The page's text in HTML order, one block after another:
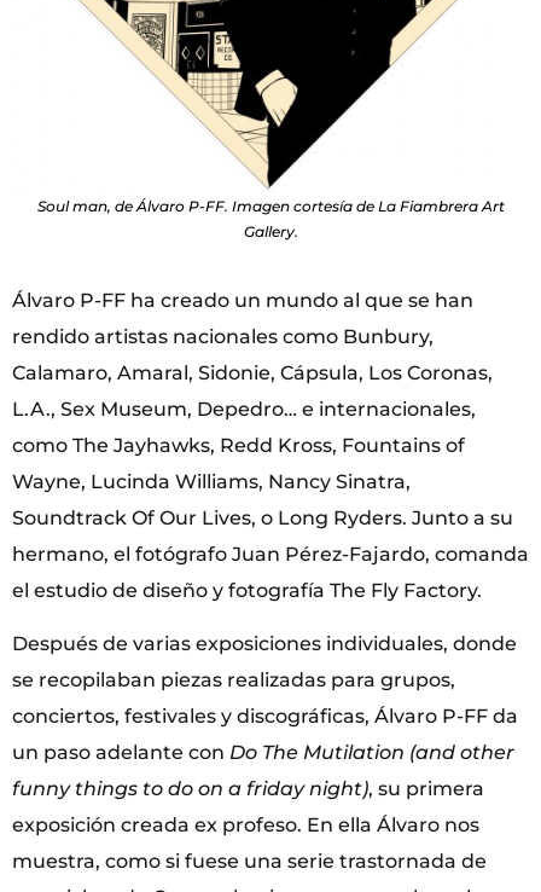
Soul man, de Álvaro P-FF. Imagen cortesía de La Fiambrera Art
Gallery.
Álvaro P-FF ha creado un mundo al que se han
rendido artistas nacionales como Bunbury,
Calamaro, Amaral, Sidonie, Cápsula, Los Coronas,
L.A., Sex Museum, Depedro… e internacionales,
como The Jayhawks, Redd Kross, Fountains of
Wayne, Lucinda Williams, Nancy Sinatra,
Soundtrack Of Our Lives, o Long Ryders. Junto a su
hermano, el fotógrafo Juan Pérez-Fajardo, comanda
el estudio de diseño y fotografía The Fly Factory.
Después de varias exposiciones individuales, donde
se recopilaban piezas realizadas para grupos,
conciertos, festivales y discográficas, Álvaro P-FF da
un paso adelante con Do The Mutilation (and other
funny things to do on a friday night), su primera
exposición creada ex profeso. En ella Álvaro nos
muestra, como si fuese una serie trastornada de